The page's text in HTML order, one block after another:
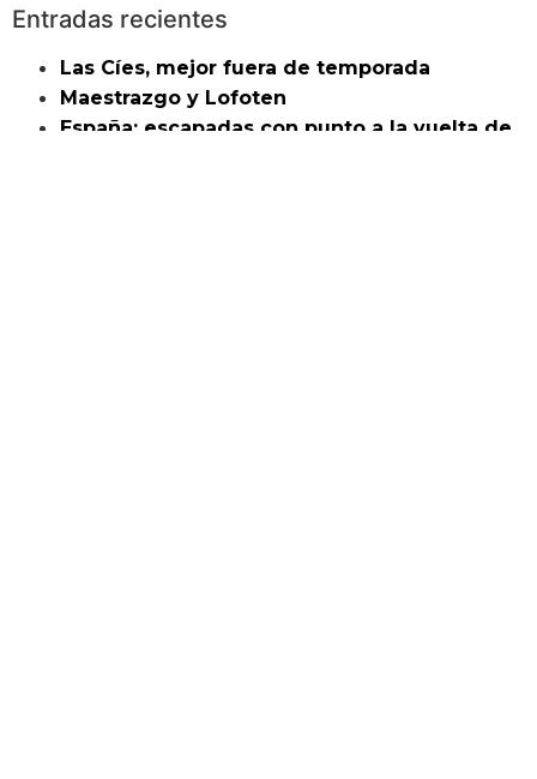
Entradas recientes
Las Cíes, mejor fuera de temporada
Maestrazgo y Lofoten
España: escapadas con punto a la vuelta de